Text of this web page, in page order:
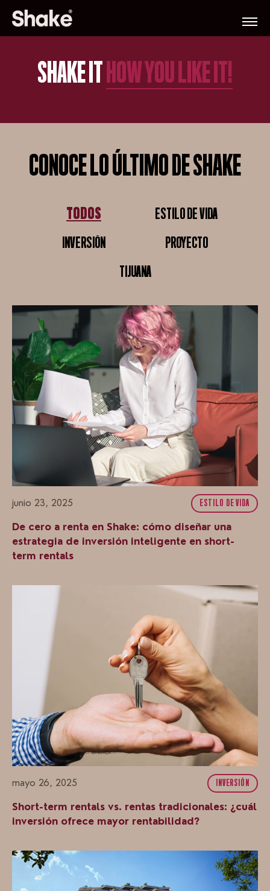
SHAKE IT HOW YOU LIKE IT!
CONOCE LO ÚLTIMO DE SHAKE
TODOS
ESTILO DE VIDA
INVERSIÓN
PROYECTO
TIJUANA
junio 23, 2025 ESTILO DE VIDA
De cero a renta en Shake: cómo diseñar una
estrategia de inversión inteligente en short-
term rentals
mayo 26, 2025 INVERSIÓN
Short-term rentals vs. rentas tradicionales: ¿cuál
inversión ofrece mayor rentabilidad?